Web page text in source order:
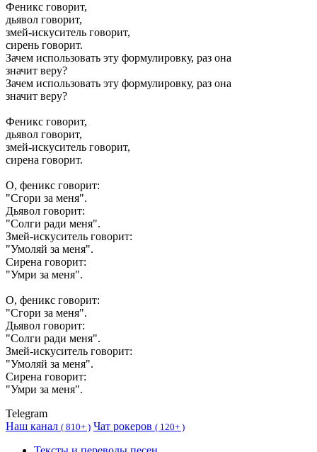
Феникс говорит,
дьявол говорит,
змей-искуситель говорит,
сирень говорит.
Зачем использовать эту формулировку, раз она
значит веру?
Зачем использовать эту формулировку, раз она
значит веру?
Феникс говорит,
дьявол говорит,
змей-искуситель говорит,
сирена говорит.
О, феникс говорит:
"Сгори за меня".
Дьявол говорит:
"Солги ради меня".
Змей-искуситель говорит:
"Умоляй за меня".
Сирена говорит:
"Умри за меня".
О, феникс говорит:
"Сгори за меня".
Дьявол говорит:
"Солги ради меня".
Змей-искуситель говорит:
"Умоляй за меня".
Сирена говорит:
"Умри за меня".
Telegram
Наш канал ( 810+ ) Чат рокеров ( 120+ )